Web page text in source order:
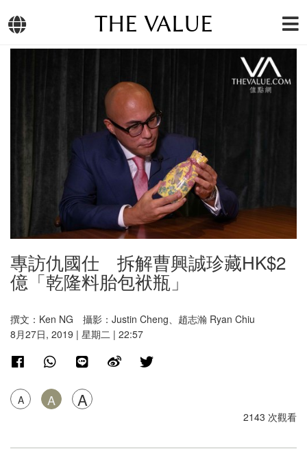
THE VALUE
專訪仇國仕 拆解曹興誠珍藏HK$2
億「乾隆料胎包袱瓶」
撰文：Ken NG 攝影：Justin Cheng、趙志瀚 Ryan Chiu
8月27日, 2019 | 星期二 | 22:57
A A A
2143 次觀看